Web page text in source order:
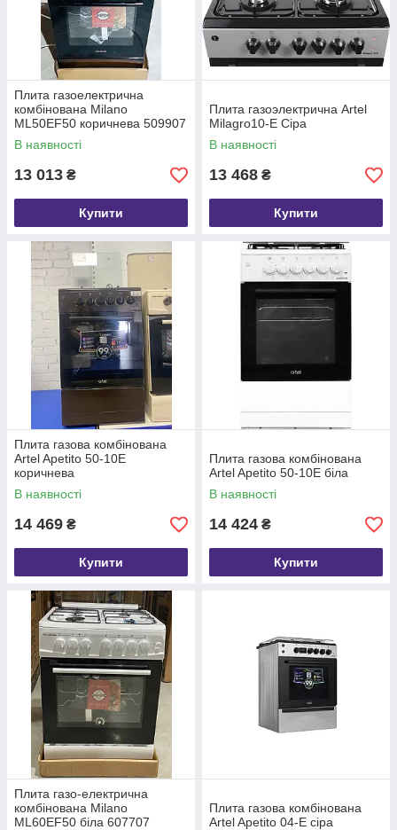
Плита газоелектрична
комбінована Milano
ML50EF50 коричнева 509907
В наявності
13 013 ₴
Купити
Плита газоэлектрична Artel
Milagro10-E Сіра
В наявності
13 468 ₴
Купити
Плита газова комбінована
Artel Apetito 50-10E
коричнева
В наявності
14 469 ₴
Купити
Плита газова комбінована
Artel Apetito 50-10E біла
В наявності
14 424 ₴
Купити
Плита газо-електрична
комбінована Milano
ML60EF50 біла 607707
Плита газова комбінована
Artel Apetito 04-E сіра